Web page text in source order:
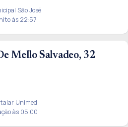
São José
às 22:57
Mello Salvadeo, 32
Unimed
às 05:00